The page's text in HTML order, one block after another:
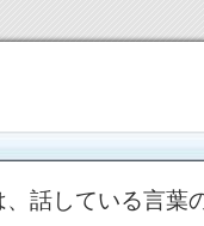
話している言葉